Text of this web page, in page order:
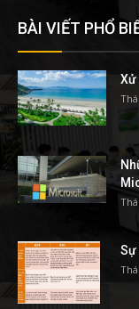
BÀI VIẾT PHỔ
Xử
Sự